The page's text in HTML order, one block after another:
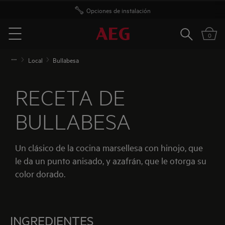
Opciones de instalación
Menu
Buscar 0
Local Bullabesa
RECETA DE
BULLABESA
Un clásico de la cocina marsellesa con hinojo, que
le da un punto anisado, y azafrán, que le otorga su
color dorado.
INGREDIENTES